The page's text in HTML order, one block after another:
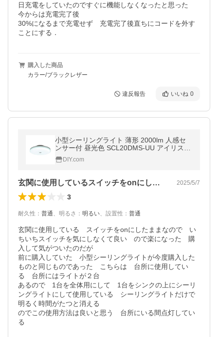
日充電をしていたのですぐに機能しなくなったと思った
今からは充電完了後
30%になるまで充電せず　充電完了後直ちにコードを外す
購入した商品
カラー/ブラックレザー
違反報告 いいね 0
小型シーリングライト 薄形 2000lm 人感セ
ンサー付 昼光色 SCL20DMS-UU アイリスオ
ーヤマ [LED照明 工事不要 洗面所 脱衣所 廊
下 インテリア] 爆買
DIY.com
玄関に使用しているスイッチをonにした… 2025/5/7
3
耐久性 ： 普通、 明るさ ： 明るい、 設置性 ： 普通
玄関に使用している　スイッチをonにしたままなので　い
ちいちスイッチを気にしなくて良い　ので楽になった　購
入して気がついたのだが
前に購入していた　小型シーリングライトが今度購入した
ものと同じものであった　こちらは　台所に使用してい
る　台所にはライトが２台
あるので　1台を全体用にして　1台をシンクの上にシーリ
ングライトにして使用している　シーリングライトだけで
明るく時間がたつと消える
のでこの使用方法は良いと思う　台所にいる間点灯してい
る